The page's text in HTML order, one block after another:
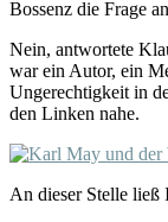
Bossenz die Frage
Nein, antwortete
war ein Autor, ein
Ungerechtigkeit in
den Linken nahe.
An dieser Stelle ließ